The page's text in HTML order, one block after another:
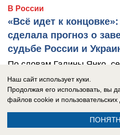
В России
«Всё идет к
сделала прогноз о
судьбе России и
По словам Галины Янко,
находится в тупике.
Наш сайт использует куки.
Продолжая его использовать, вы
файлов cookie и пользовательских